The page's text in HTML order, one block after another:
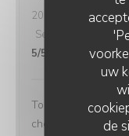
uw
de
2026-07-31 - 19:15
Service
5/5
Tout était parfait,
chouchouté !